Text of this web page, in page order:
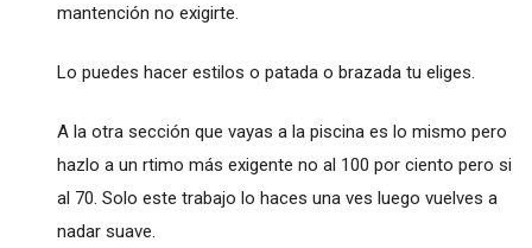
mantención no exigirte.
Lo puedes hacer estilos o patada o brazada tu eliges.
A la otra sección que vayas a la piscina es lo mismo pero
hazlo a un rtimo más exigente no al 100 por ciento pero si
al 70. Solo este trabajo lo haces una ves luego vuelves a
nadar suave.